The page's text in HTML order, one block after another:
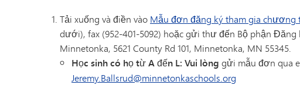
Tải xuống và điền vào Mẫu đơn đăng ký tham gia chương
dưới), fax (952-401-5092) hoặc gửi thư đến Bộ phận
Minnetonka, 5621 County Rd 101, Minnetonka, MN 55345.
Học sinh có họ từ A đến L: Vui lòng gửi mẫu đơn qua
Jeremy.Ballsrud@minnetonkaschools.org